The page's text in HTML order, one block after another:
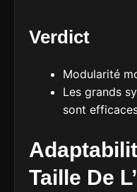
Verdict
Modularité
Les grands
sont
Taille De